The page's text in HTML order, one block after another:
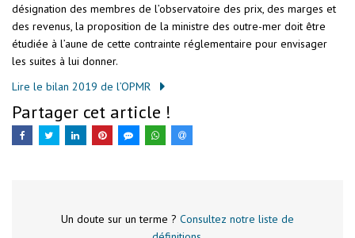
désignation des membres de l’observatoire des prix, des marges et
des revenus, la proposition de la ministre des outre-mer doit être
étudiée à l’aune de cette contrainte réglementaire pour envisager
les suites à lui donner.
Lire le bilan 2019 de l’OPMR
Partager cet article !
Un doute sur un terme ? Consultez notre liste de